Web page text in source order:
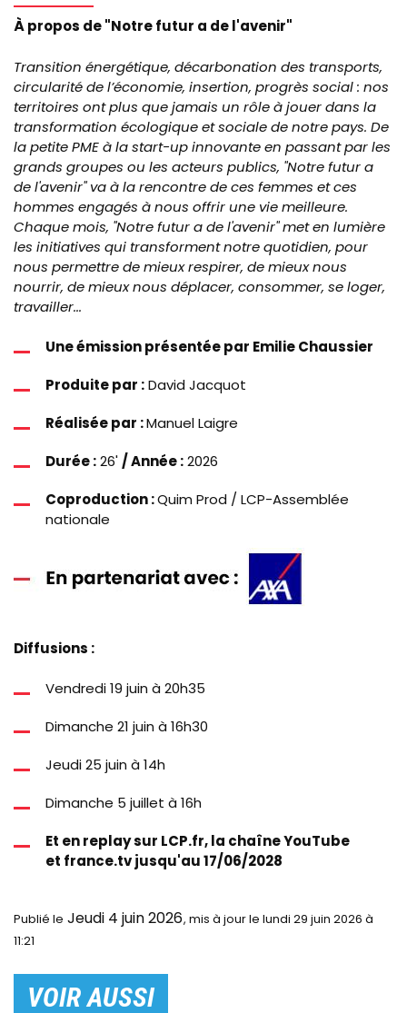
À propos de "Notre futur a de l'avenir"
Transition énergétique, décarbonation des transports,
circularité de l’économie, insertion, progrès social : nos
territoires ont plus que jamais un rôle à jouer dans la
transformation écologique et sociale de notre pays. De
la petite PME à la start-up innovante en passant par les
grands groupes ou les acteurs publics, "Notre futur a
de l'avenir" va à la rencontre de ces femmes et ces
hommes engagés à nous offrir une vie meilleure.
Chaque mois, "Notre futur a de l'avenir" met en lumière
les initiatives qui transforment notre quotidien, pour
nous permettre de mieux respirer, de mieux nous
nourrir, de mieux nous déplacer, consommer, se loger,
travailler...
Une émission présentée par Emilie Chaussier
Produite par :David Jacquot
Réalisée par :Manuel Laigre
Durée :26'/ Année :2026
Coproduction :Quim Prod / LCP-Assemblée
nationale
Diffusions :
Vendredi 19 juin à 20h35
Dimanche 21 juin à 16h30
Jeudi 25 juin à 14h
Dimanche 5 juillet à 16h
Et en replay sur LCP.fr, la chaîne YouTube
et france.tv jusqu'au 17/06/2028
Publié le Jeudi 4 juin 2026
le lundi 29 juin 2026 à
11:21
VOIR AUSSI